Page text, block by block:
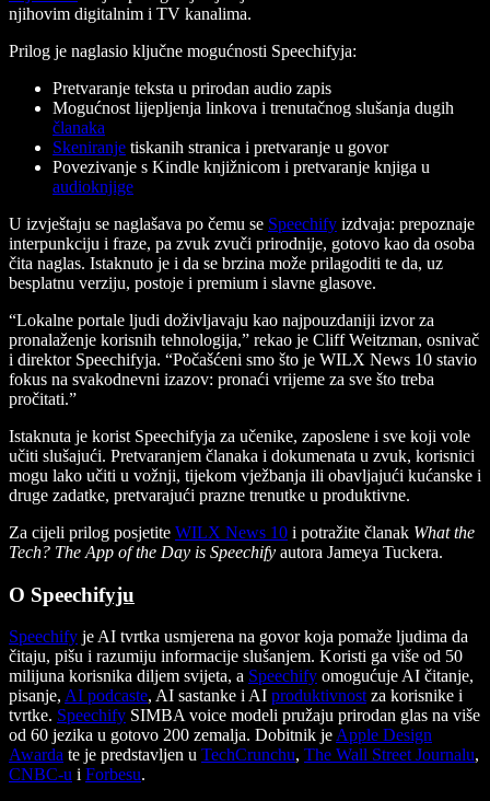
njihovim digitalnim i TV kanalima.
Prilog je naglasio ključne mogućnosti Speechifyja:
Pretvaranje teksta u prirodan audio zapis
Mogućnost lijepljenja linkova i trenutačnog slušanja dugih
članaka
Skeniranje tiskanih stranica i pretvaranje u govor
Povezivanje s Kindle knjižnicom i pretvaranje knjiga u
audioknjige
U izvještaju se naglašava po čemu se Speechify izdvaja: prepoznaje
interpunkciju i fraze, pa zvuk zvuči prirodnije, gotovo kao da osoba
čita naglas. Istaknuto je i da se brzina može prilagoditi te da, uz
besplatnu verziju, postoje i premium i slavne glasove.
“Lokalne portale ljudi doživljavaju kao najpouzdaniji izvor za
pronalaženje korisnih tehnologija,” rekao je Cliff Weitzman, osnivač
i direktor Speechifyja. “Počašćeni smo što je WILX News 10 stavio
fokus na svakodnevni izazov: pronaći vrijeme za sve što treba
pročitati.”
Istaknuta je korist Speechifyja za učenike, zaposlene i sve koji vole
učiti slušajući. Pretvaranjem članaka i dokumenata u zvuk, korisnici
mogu lako učiti u vožnji, tijekom vježbanja ili obavljajući kućanske i
druge zadatke, pretvarajući prazne trenutke u produktivne.
Za cijeli prilog posjetite WILX News 10 i potražite članak What the
Tech? The App of the Day is Speechify autora Jameya Tuckera.
O Speechifyju
Speechify je AI tvrtka usmjerena na govor koja pomaže ljudima da
čitaju, pišu i razumiju informacije slušanjem. Koristi ga više od 50
milijuna korisnika diljem svijeta, a Speechify omogućuje AI čitanje,
pisanje, AI podcaste, AI sastanke i AI produktivnost za korisnike i
tvrtke. Speechify SIMBA voice modeli pružaju prirodan glas na više
od 60 jezika u gotovo 200 zemalja. Dobitnik je Apple Design
Awarda te je predstavljen u TechCrunchu, The Wall Street Journalu,
CNBC-u i Forbesu.